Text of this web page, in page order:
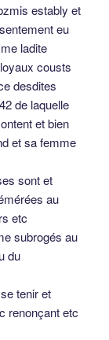
estably et
eu
ladite
cousts
desdites
de laquelle
et bien
et sa femme
sont et
au
etc
subrogés au
du
tenir et
renonçant etc